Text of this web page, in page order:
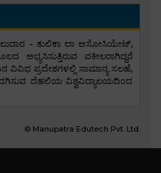
- ತುಲಿಕಾ ಲಾ ಅಸೋಸಿಯೇಟ್,
ವಕೀಲರಾಗಿದ್ದರೆ
ವಿವಿಧ ಪ್ರದೇಶಗಳಲ್ಲಿ ಸಾಮಾನ್ಯ ಸಲಹೆ,
ದೆಹಲಿಯ ವಿಶ್ವವಿದ್ಯಾಲಯದಿಂದ
© Manupatra Edutech Pvt. Ltd.